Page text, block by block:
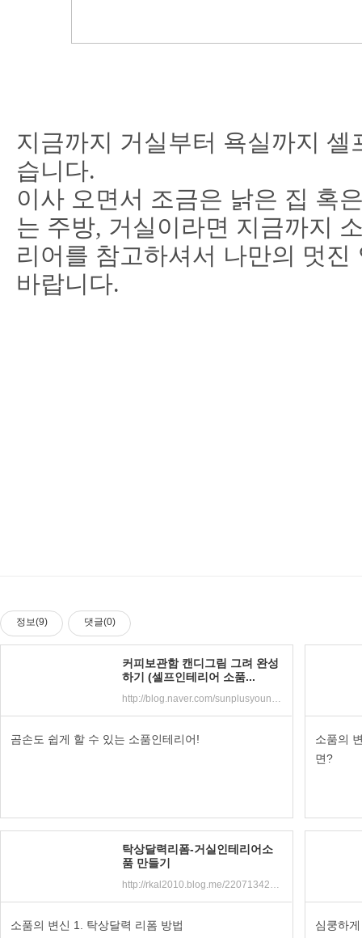
지금까지 거실부터 욕실까지 셀
습니다.
이사 오면서 조금은 낡은 집 혹
는 주방, 거실이라면 지금까지
리어를 참고하셔서 나만의 멋진
바랍니다.
정보(9) 댓글(0)
커피보관함 캔디그림 그려 완성
하기 (셀프인테리어 소품...
http://blog.naver.com/sunplusyoung/221043893595
곰손도 쉽게 할 수 있는 소품인테리어!
소품의
면?
탁상달력리폼-거실인테리어소
품 만들기
http://rkal2010.blog.me/220713424127
소품의 변신 1. 탁상달력 리폼 방법 심쿵하